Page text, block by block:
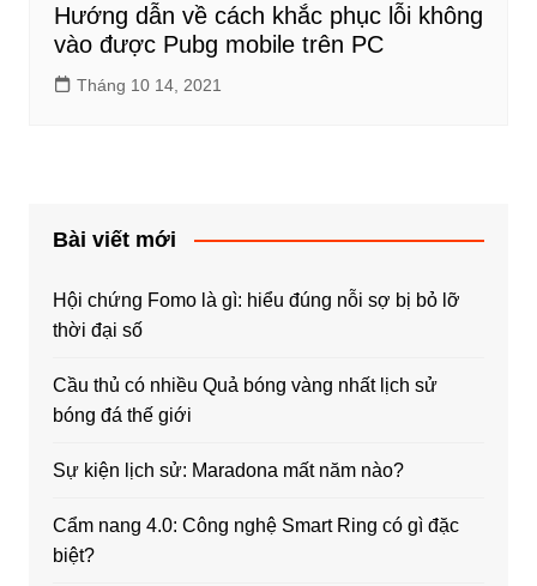
Hướng dẫn về cách khắc phục lỗi không
vào được Pubg mobile trên PC
Tháng 10 14, 2021
Bài viết mới
Hội chứng Fomo là gì: hiểu đúng nỗi sợ bị bỏ lỡ
thời đại số
Cầu thủ có nhiều Quả bóng vàng nhất lịch sử
bóng đá thế giới
Sự kiện lịch sử: Maradona mất năm nào?
Cẩm nang 4.0: Công nghệ Smart Ring có gì đặc
biệt?